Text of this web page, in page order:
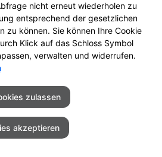
CAPTCHA „captcha-image“
Vorbestellungen über das
wir den Dienst
des Unternehmens BCF GmbH
Eingabe durch einen
durch automatisierte,
(Bots) erfolgt. Das CAPTCHA
nicht erneut wiederholen zu
entsprechend der gesetzlichen
zu können. Sie können Ihre Cookie
Klick auf das Schloss Symbol
verwalten und widerrufen.
zulassen
akzeptieren